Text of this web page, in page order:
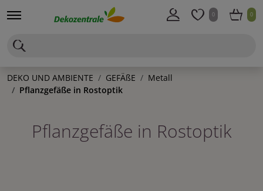
0 0
DEKO UND AMBIENTE GEFÄßE
Metall
Pflanzgefäße in Rostoptik
Pflanzgefäße in Rostoptik